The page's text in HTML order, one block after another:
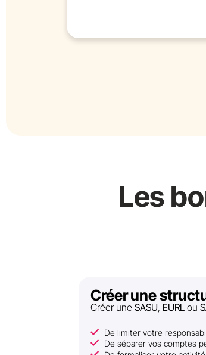
Les
Créer une
Créer une SASU, EURL ou
De limiter votre
De séparer vos comptes